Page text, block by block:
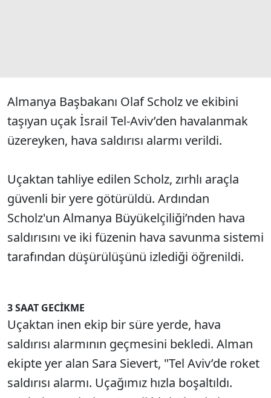
Almanya Başbakanı Olaf Scholz ve ekibini
taşıyan uçak İsrail Tel-Aviv’den havalanmak
üzereyken, hava saldırısı alarmı verildi.
Uçaktan tahliye edilen Scholz, zırhlı araçla
güvenli bir yere götürüldü. Ardından
Scholz'un Almanya Büyükelçiliği’nden hava
saldırısını ve iki füzenin hava savunma sistemi
tarafından düşürülüşünü izlediği öğrenildi.
3 SAAT GECİKME
Uçaktan inen ekip bir süre yerde, hava
saldırısı alarmının geçmesini bekledi. Alman
ekipte yer alan Sara Sievert, "Tel Aviv’de roket
saldırısı alarmı. Uçağımız hızla boşaltıldı.